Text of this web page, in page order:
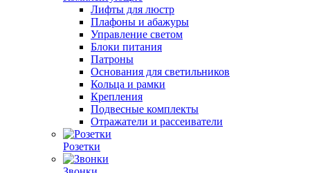
Лифты для люстр
Плафоны и абажуры
Управление светом
Блоки питания
Патроны
Основания для светильников
Кольца и рамки
Крепления
Подвесные комплекты
Отражатели и рассеиватели
Розетки